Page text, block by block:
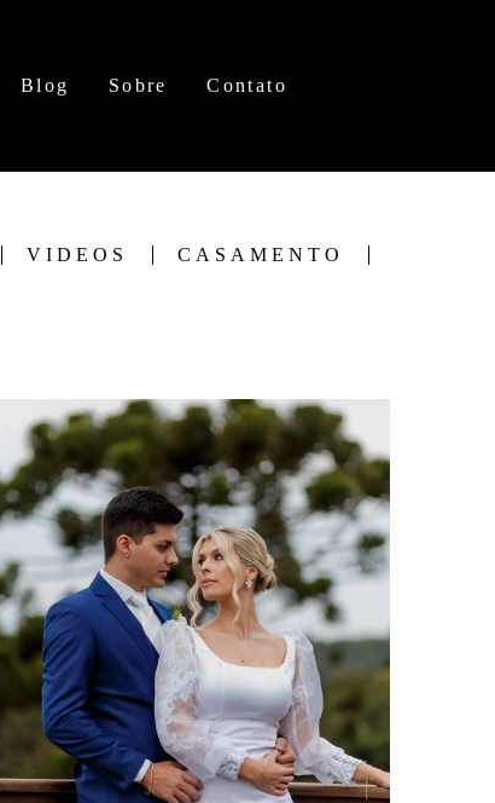
Blog Sobre Contato
VIDEOS CASAMENTO
244 0